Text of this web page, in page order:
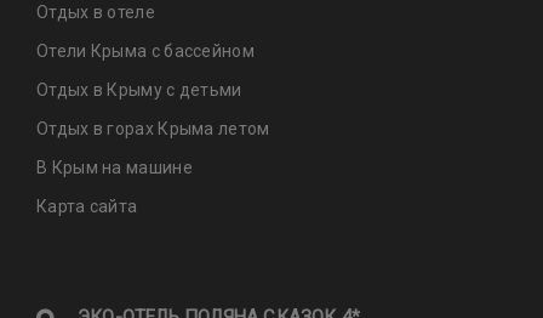
Отдых в отеле
Отели Крыма с бассейном
Отдых в Крыму с детьми
Отдых в горах Крыма летом
В Крым на машине
Карта сайта